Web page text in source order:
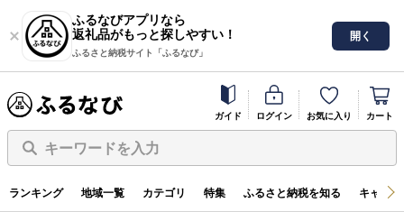
ふるなびアプリなら
返礼品がもっと探しやすい！
ふるさと納税サイト「ふるなび」
開く
ガイド ログイン お気に入り カート
キーワードを入力
ランキング 地域一覧 カテゴリ 特集 ふるさと納税を知る キャン